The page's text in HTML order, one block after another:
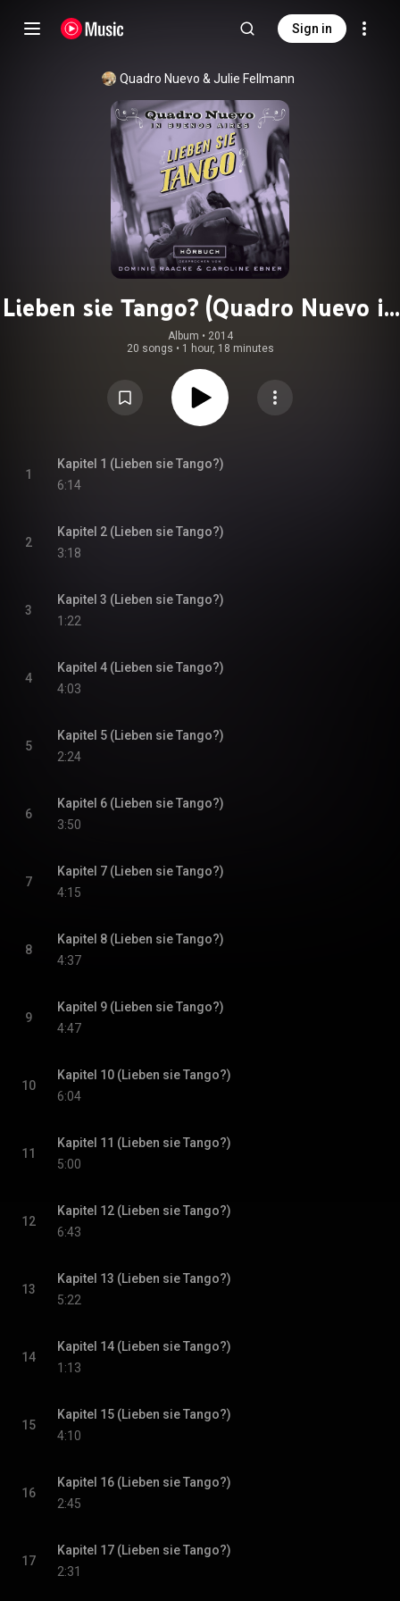
Sign in
Quadro Nuevo & Julie Fellmann
Lieben sie Tango? (Quadro Nuevo in
Buenos Aires)
Album • 2014
20 songs • 1 hour, 18 minutes
1
Kapitel 1 (Lieben sie Tango?)
6:14
2
Kapitel 2 (Lieben sie Tango?)
3:18
3
Kapitel 3 (Lieben sie Tango?)
1:22
4
Kapitel 4 (Lieben sie Tango?)
4:03
5
Kapitel 5 (Lieben sie Tango?)
2:24
6
Kapitel 6 (Lieben sie Tango?)
3:50
7
Kapitel 7 (Lieben sie Tango?)
4:15
8
Kapitel 8 (Lieben sie Tango?)
4:37
9
Kapitel 9 (Lieben sie Tango?)
4:47
10
Kapitel 10 (Lieben sie Tango?)
6:04
11
Kapitel 11 (Lieben sie Tango?)
5:00
12
Kapitel 12 (Lieben sie Tango?)
6:43
13
Kapitel 13 (Lieben sie Tango?)
5:22
14
Kapitel 14 (Lieben sie Tango?)
1:13
15
Kapitel 15 (Lieben sie Tango?)
4:10
16
Kapitel 16 (Lieben sie Tango?)
2:45
17
Kapitel 17 (Lieben sie Tango?)
2:31